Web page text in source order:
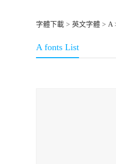
字體下載 > 英文字體 > A
A fonts List